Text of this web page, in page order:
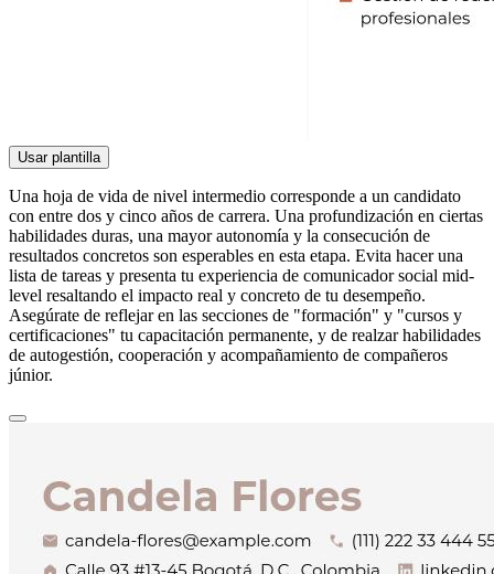
Usar plantilla
Una hoja de vida de nivel intermedio corresponde a un candidato
con entre dos y cinco años de carrera. Una profundización en ciertas
habilidades duras, una mayor autonomía y la consecución de
resultados concretos son esperables en esta etapa. Evita hacer una
lista de tareas y presenta tu experiencia de comunicador social mid-
level resaltando el impacto real y concreto de tu desempeño.
Asegúrate de reflejar en las secciones de "formación" y "cursos y
certificaciones" tu capacitación permanente, y de realzar habilidades
de autogestión, cooperación y acompañamiento de compañeros
júnior.